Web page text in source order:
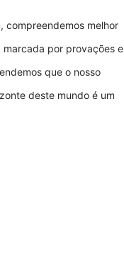
compreendemos melhor
por provações e
que o nosso
deste mundo é um